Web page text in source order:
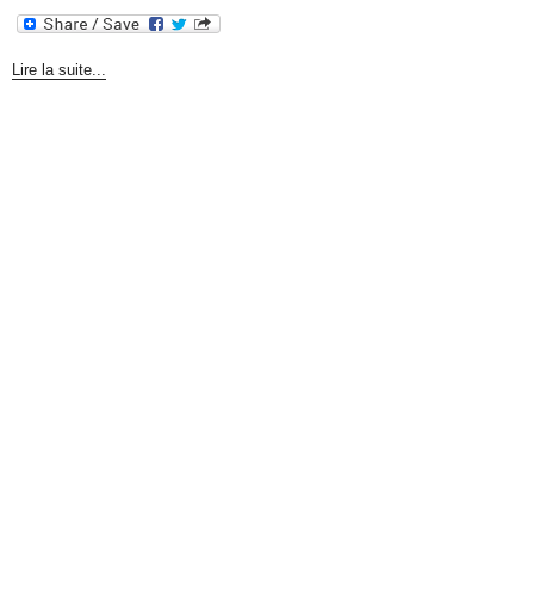
Lire la suite...